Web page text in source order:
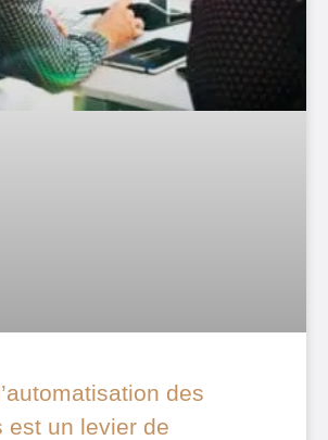
des
est un levier de